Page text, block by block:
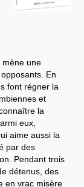
mène une
En
font régner la
et
la
eux,
aime aussi la
par des
Pendant trois
détenus, des
en vrac misère